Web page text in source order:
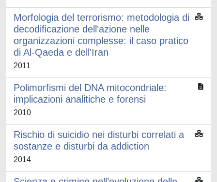
Morfologia del terrorismo: metodologia di
decodificazione dell'azione nelle
organizzazioni complesse: il caso pratico
di Al-Qaeda e dell'Iran
2011
Polimorfismi del DNA mitocondriale:
implicazioni analitiche e forensi
2010
Rischio di suicidio nei disturbi correlati a
sostanze e disturbi da addiction
2014